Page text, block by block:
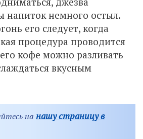
напиток немного остыл.
его следует, когда
процедура проводится
кофе можно разливать
вкусным
на нашу страницу в